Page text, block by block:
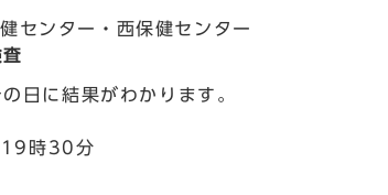
センター・西保健センター
日に結果がわかります。
19時30分